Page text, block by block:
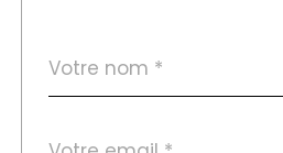
par
*